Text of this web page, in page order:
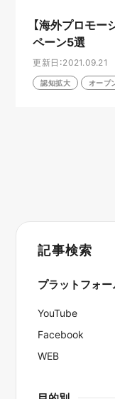
記事検索
プラットフォー
YouTube
Facebook
WEB
【海外プロモ
ペーン5選
更新日：2021.09.21
認知拡大 オープ